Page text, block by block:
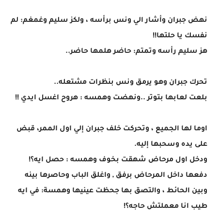
نهض جبران وأشار الي ونس برأسه ، ولكز سليم وغمغم: لم
نفسك يا حلتها!!
هز سليم رأسه وتمتم: حاضر هلمها حاضر..
تحرك جبران وهو يرمق ونس بنظرات مشتعله..
بلعت لعابها بتوتر ..ونهضت وهمسه : هروح اغسل ايدي !!
اوما لها الجميع ، وتحركت خلف جبران إلي اول الممر، قبض
على يده وسحبها إليه.
ودخل اول مرحاض شهقت بخوف وهمسه : حصل ايه؟!
دفعها داخل المرحاض برفق , واغلق الباب وحاصرها بينه
وبين الحائط ، والتصق بها جحظت عينيها وهمسة: في ايه
طيب انا معملتش حاجه؟!